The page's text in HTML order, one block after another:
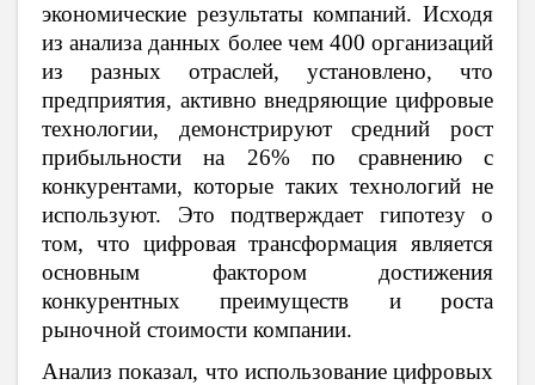
экономические результаты компаний. Исходя
из анализа данных более чем 400 организаций
из разных отраслей, установлено, что
предприятия, активно внедряющие цифровые
технологии, демонстрируют средний рост
прибыльности на 26% по сравнению с
конкурентами, которые таких технологий не
используют. Это подтверждает гипотезу о
том, что цифровая трансформация является
основным фактором достижения
конкурентных преимуществ и роста
рыночной стоимости компании.
Анализ показал, что использование цифровых